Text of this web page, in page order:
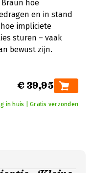
hoe
en in stand
impliciete
sturen – vaak
bewust zijn.
€ 39,95
in huis | Gratis verzonden